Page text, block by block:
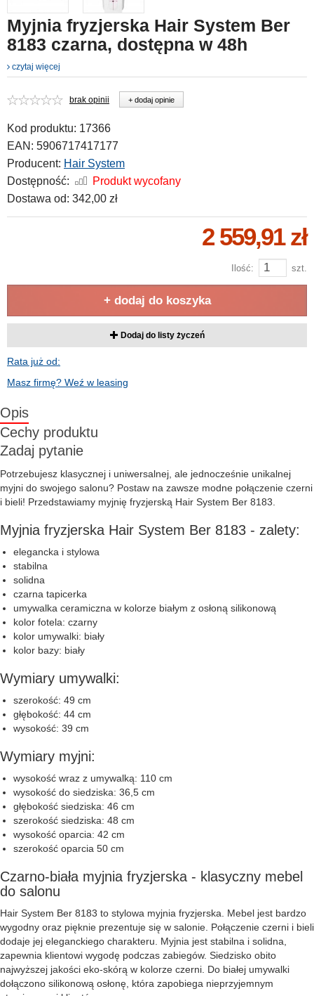
Myjnia fryzjerska Hair System Ber
8183 czarna, dostępna w 48h
czytaj więcej
brak opinii + dodaj opinie
Kod produktu: 17366
EAN: 5906717417177
Producent: Hair System
Dostępność:
Produkt wycofany
Dostawa od: 342,00 zł
2 559,91 zł
Ilość: szt.
+ dodaj do koszyka
Dodaj do listy życzeń
Rata już od:
Masz firmę? Weź w leasing
Opis
Cechy produktu
Zadaj pytanie
Potrzebujesz klasycznej i uniwersalnej, ale jednocześnie unikalnej
myjni do swojego salonu? Postaw na zawsze modne połączenie czerni
i bieli! Przedstawiamy myjnię fryzjerską Hair System Ber 8183.
Myjnia fryzjerska Hair System Ber 8183 - zalety:
elegancka i stylowa
stabilna
solidna
czarna tapicerka
umywalka ceramiczna w kolorze białym z osłoną silikonową
kolor fotela: czarny
kolor umywalki: biały
kolor bazy: biały
Wymiary umywalki:
szerokość: 49 cm
głębokość: 44 cm
wysokość: 39 cm
Wymiary myjni:
wysokość wraz z umywalką: 110 cm
wysokość do siedziska: 36,5 cm
głębokość siedziska: 46 cm
szerokość siedziska: 48 cm
wysokość oparcia: 42 cm
szerokość oparcia 50 cm
Czarno-biała myjnia fryzjerska - klasyczny mebel
do salonu
Hair System Ber 8183 to stylowa myjnia fryzjerska. Mebel jest bardzo
wygodny oraz pięknie prezentuje się w salonie. Połączenie czerni i bieli
dodaje jej eleganckiego charakteru. Myjnia jest stabilna i solidna,
zapewnia klientowi wygodę podczas zabiegów. Siedzisko obito
najwyższej jakości eko-skórą w kolorze czerni. Do białej umywalki
dołączono silikonową osłonę, która zapobiega nieprzyjemnym